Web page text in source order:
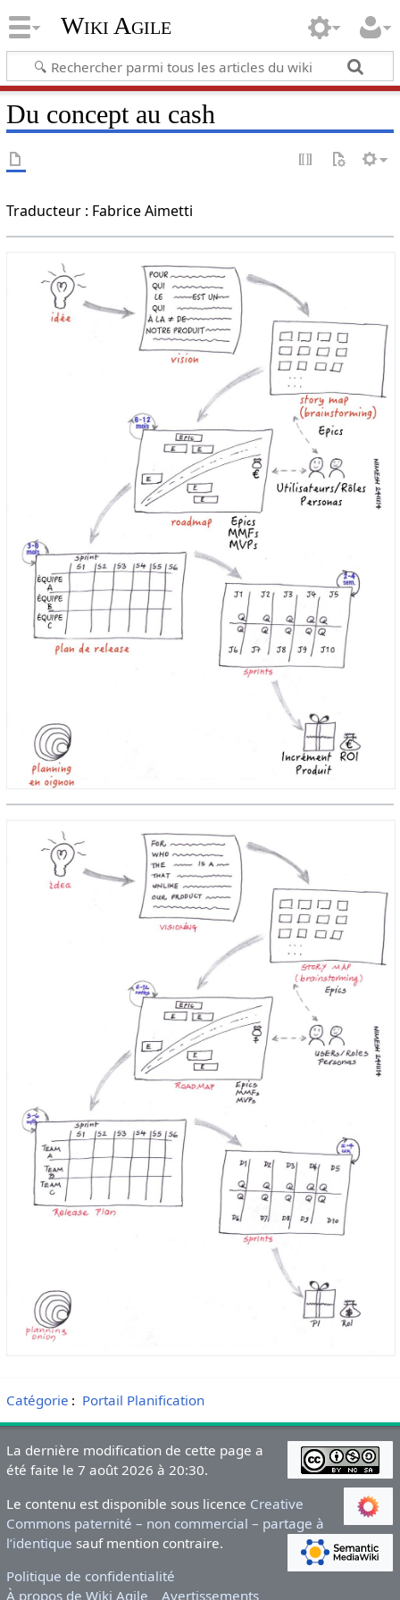
Wiki Agile
Du concept au cash
Traducteur : Fabrice Aimetti
Catégorie : Portail Planification
La dernière modification de cette page a
été faite le 7 août 2026 à 20:30.
Le contenu est disponible sous licence Creative
Commons paternité – non commercial – partage à
l’identique sauf mention contraire.
Politique de confidentialité
À propos de Wiki Agile
Avertissements